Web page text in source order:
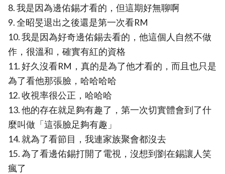
8. 我是因為邊佑錫才看的，但這期好無聊啊
9. 全昭旻退出之後還是第一次看RM
10. 我是因為好奇邊佑錫去看的，他這個人自然不做
作，很溫和，確實有紅的資格
11. 好久沒看RM，真的是為了他才看的，而且也只是
為了看他那張臉，哈哈哈哈
12. 收視率很公正，哈哈哈
13. 他的存在就足夠有趣了，第一次切實體會到了什
麼叫做「這張臉足夠有趣」
14. 就為了看節目，我連家族聚會都沒去
15. 為了看邊佑錫打開了電視，沒想到劉在錫讓人笑
瘋了